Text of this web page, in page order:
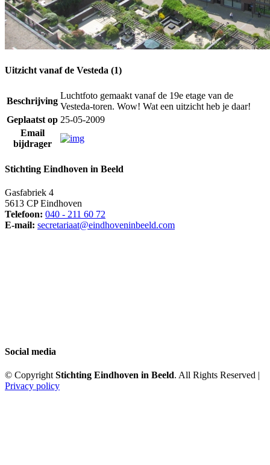
Uitzicht vanaf de Vesteda (1)
Beschrijving
Luchtfoto gemaakt vanaf de 19e etage van de
Vesteda-toren. Wow! Wat een uitzicht heb je daar!
Geplaatst op 25-05-2009
Email
bijdrager
Stichting Eindhoven in Beeld
Gasfabriek 4
5613 CP Eindhoven
Telefoon: 040 - 211 60 72
E-mail: secretariaat@eindhoveninbeeld.com
Social media
© Copyright Stichting Eindhoven in Beeld. All Rights Reserved |
Privacy policy